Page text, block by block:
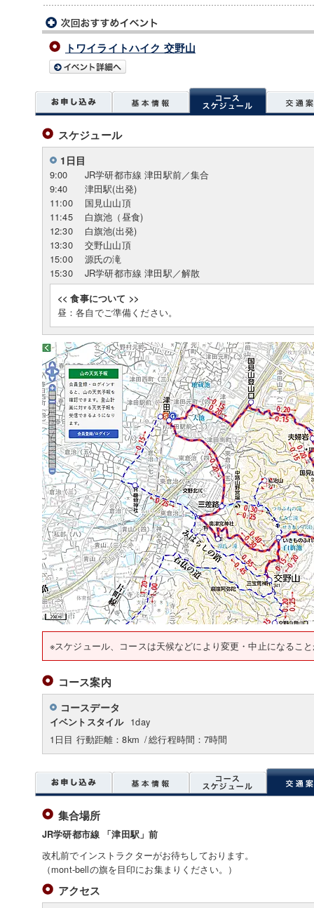
トワイライトハイク 交野山
スケジュール
1日目
9:00
JR学研都市線 津田駅前／集合
9:40
津田駅(出発)
11:00
国見山山頂
11:45
白旗池（昼食)
12:30
白旗池(出発)
13:30
交野山山頂
15:00
源氏の滝
15:30
JR学研都市線 津田駅／解散
<< 食事について >>
昼：各自でご準備ください。
※スケジュール、コースは天候などにより変更・中止になるこ
コース案内
コースデータ
イベントスタイル 1day
1日目 行動距離：8km /総行程時間：7時間
集合場所
JR学研都市線 「津田駅」前
改札前でインストラクターがお待ちしております。
（mont-bellの旗を目印にお集まりください。）
アクセス